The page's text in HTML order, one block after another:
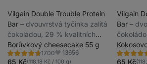
Vilgain Double Trouble Protein
Bar ⁠–⁠ dvouvrstvá tyčinka zalitá
čokoládou, 29 % kvalitních
bílkovin, bez konzervantů a
barviv
Borůvkový cheesecake 55 g
1700
Hodnocení
4.7/5,
Oblíbené
13656
65 Kč(118,18 Kč / 100 g)
Vilgain
Bar ⁠–⁠
bílkovin,
barviv
Hodnocení
4.7/5,
65 Kč